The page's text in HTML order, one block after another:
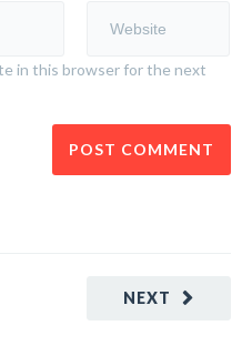
in this browser for the next
NEXT